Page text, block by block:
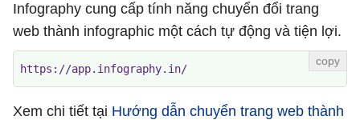
Infography cung cấp tính năng chuyển đổi trang
web thành infographic một cách tự động và tiện lợi.
https://app.infography.in/
Xem chi tiết tại Hướng dẫn chuyển trang web thành